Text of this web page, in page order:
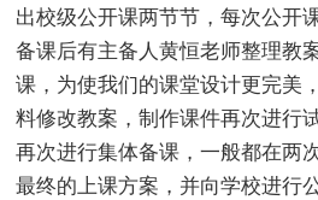
出校级公开课两节节，每次公开
备课后有主备人黄恒老师整理教
课，为使我们的课堂设计更完美
料修改教案，制作课件再次进行
再次进行集体备课，一般都在两
最终的上课方案，并向学校进行